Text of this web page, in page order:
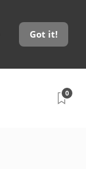
Got it!
0